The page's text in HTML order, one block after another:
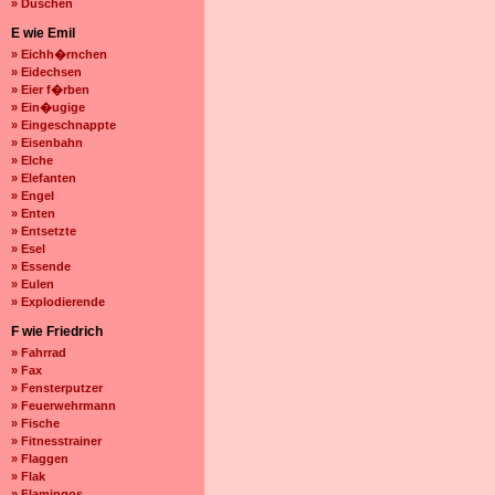
» Duschen
E wie Emil
» Eichh�rnchen
» Eidechsen
» Eier f�rben
» Ein�ugige
» Eingeschnappte
» Eisenbahn
» Elche
» Elefanten
» Engel
» Enten
» Entsetzte
» Esel
» Essende
» Eulen
» Explodierende
F wie Friedrich
» Fahrrad
» Fax
» Fensterputzer
» Feuerwehrmann
» Fische
» Fitnesstrainer
» Flaggen
» Flak